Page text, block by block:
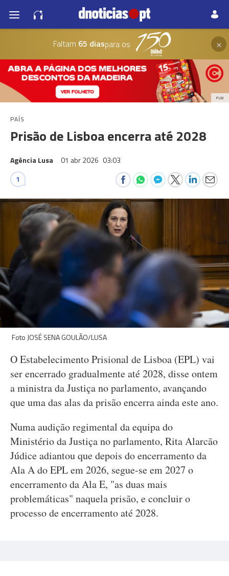
Faltam 65 diaspara os ×
PUB
PAÍS
Prisão de Lisboa encerra até 2028
Agência Lusa 01 abr 2026 03:03
1
Foto JOSÉ SENA GOULÃO/LUSA
O Estabelecimento Prisional de Lisboa (EPL) vai
ser encerrado gradualmente até 2028, disse ontem
a ministra da Justiça no parlamento, avançando
que uma das alas da prisão encerra ainda este ano.
Numa audição regimental da equipa do
Ministério da Justiça no parlamento, Rita Alarcão
Júdice adiantou que depois do encerramento da
Ala A do EPL em 2026, segue-se em 2027 o
encerramento da Ala E, "as duas mais
problemáticas" naquela prisão, e concluir o
processo de encerramento até 2028.